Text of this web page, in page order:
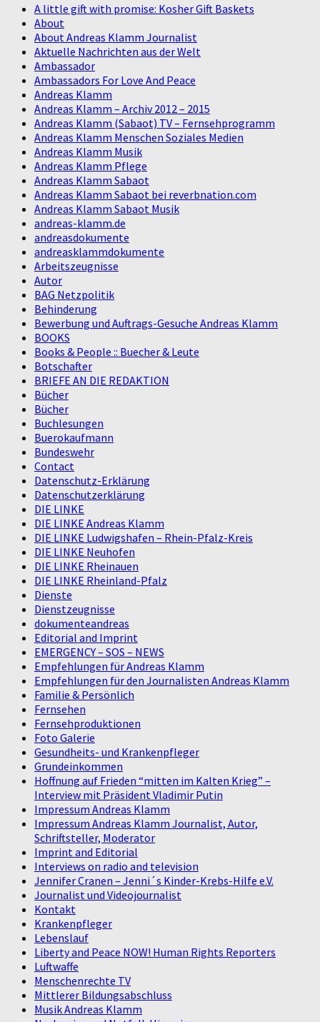
A little gift with promise: Kosher Gift Baskets
About
About Andreas Klamm Journalist
Aktuelle Nachrichten aus der Welt
Ambassador
Ambassadors For Love And Peace
Andreas Klamm
Andreas Klamm – Archiv 2012 – 2015
Andreas Klamm (Sabaot) TV – Fernsehprogramm
Andreas Klamm Menschen Soziales Medien
Andreas Klamm Musik
Andreas Klamm Pflege
Andreas Klamm Sabaot
Andreas Klamm Sabaot bei reverbnation.com
Andreas Klamm Sabaot Musik
andreas-klamm.de
andreasdokumente
andreasklammdokumente
Arbeitszeugnisse
Autor
BAG Netzpolitik
Behinderung
Bewerbung und Auftrags-Gesuche Andreas Klamm
BOOKS
Books & People :: Buecher & Leute
Botschafter
BRIEFE AN DIE REDAKTION
Bücher
Bücher
Buchlesungen
Buerokaufmann
Bundeswehr
Contact
Datenschutz-Erklärung
Datenschutzerklärung
DIE LINKE
DIE LINKE Andreas Klamm
DIE LINKE Ludwigshafen – Rhein-Pfalz-Kreis
DIE LINKE Neuhofen
DIE LINKE Rheinauen
DIE LINKE Rheinland-Pfalz
Dienste
Dienstzeugnisse
dokumenteandreas
Editorial and Imprint
EMERGENCY – SOS – NEWS
Empfehlungen für Andreas Klamm
Empfehlungen für den Journalisten Andreas Klamm
Familie & Persönlich
Fernsehen
Fernsehproduktionen
Foto Galerie
Gesundheits- und Krankenpfleger
Grundeinkommen
Hoffnung auf Frieden “mitten im Kalten Krieg” –
Interview mit Präsident Vladimir Putin
Impressum Andreas Klamm
Impressum Andreas Klamm Journalist, Autor,
Schriftsteller, Moderator
Imprint and Editorial
Interviews on radio and television
Jennifer Cranen – Jenni´s Kinder-Krebs-Hilfe e.V.
Journalist und Videojournalist
Kontakt
Krankenpfleger
Lebenslauf
Liberty and Peace NOW! Human Rights Reporters
Luftwaffe
Menschenrechte TV
Mittlerer Bildungsabschluss
Musik Andreas Klamm